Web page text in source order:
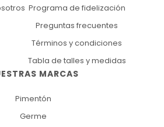
MARCAS
Pimentón
Germe
Programa de fidelización
Preguntas frecuentes
Términos y condiciones
Tabla de talles y medidas